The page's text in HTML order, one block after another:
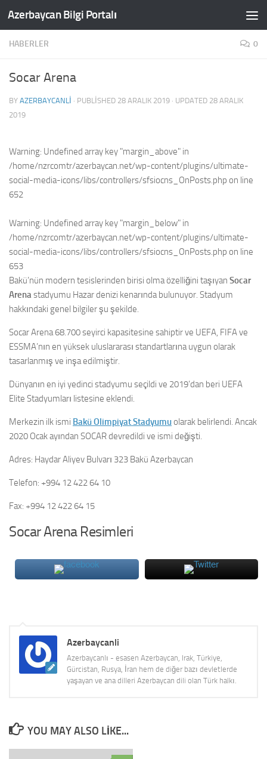
Skip to content
Azerbaycan Bilgi Portalı
HABERLER 0
Socar Arena
BY AZERBAYCANLI · PUBLISHED 28 ARALIK 2019 · UPDATED 28 ARALIK
2019
Warning: Undefined array key "margin_above" in
/home/nzrcomtr/azerbaycan.net/wp-content/plugins/ultimate-
social-media-icons/libs/controllers/sfsiocns_OnPosts.php on line
652
Warning: Undefined array key "margin_below" in
/home/nzrcomtr/azerbaycan.net/wp-content/plugins/ultimate-
social-media-icons/libs/controllers/sfsiocns_OnPosts.php on line
653
Bakü’nün modern tesislerinden birisi olma özelliğini taşıyan Socar
Arenastadyumu Hazar denizi kenarında bulunuyor. Stadyum
hakkındaki genel bilgiler şu şekilde.
Socar Arena 68.700 seyirci kapasitesine sahiptir ve UEFA, FIFA ve
ESSMA’nın en yüksek uluslararası standartlarına uygun olarak
tasarlanmış ve inşa edilmiştir.
Dünyanın en iyi yedinci stadyumu seçildi ve 2019’dan beri UEFA
Elite Stadyumları listesine eklendi.
Merkezin ilk ismi Bakü Olimpiyat Stadyumuolarak belirlendi. Ancak
2020 Ocak ayından SOCAR devredildi ve ismi değişti.
Adres: Haydar Aliyev Bulvarı 323 Bakü Azerbaycan
Telefon: +994 12 422 64 10
Fax: +994 12 422 64 15
Socar Arena Resimleri
Azerbaycanli
Azerbaycanlı - esasen Azerbaycan, Irak, Türkiye,
Gürcistan, Rusya, İran hem de diğer bazı devletlerde
yaşayan ve ana dilleri Azerbaycan dili olan Türk halkı.
YOU MAY ALSO LIKE...